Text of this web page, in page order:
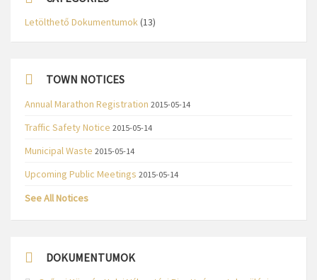
Letölthető Dokumentumok(13)
TOWN NOTICES
Annual Marathon Registration 2015-05-14
Traffic Safety Notice 2015-05-14
Municipal Waste 2015-05-14
Upcoming Public Meetings 2015-05-14
See All Notices
DOKUMENTUMOK